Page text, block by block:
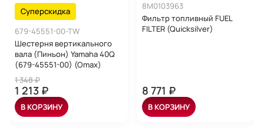
Суперскидка
679-45551-00-TW
Шестерня вертикального
вала (Пиньон) Yamaha 40Q
(679-45551-00) (Omax)
1 348 ₽
1 213 ₽
В КОРЗИНУ
8M0103963
Фильтр топливный FUEL
FILTER (Quicksilver)
8 771 ₽
В КОРЗИНУ